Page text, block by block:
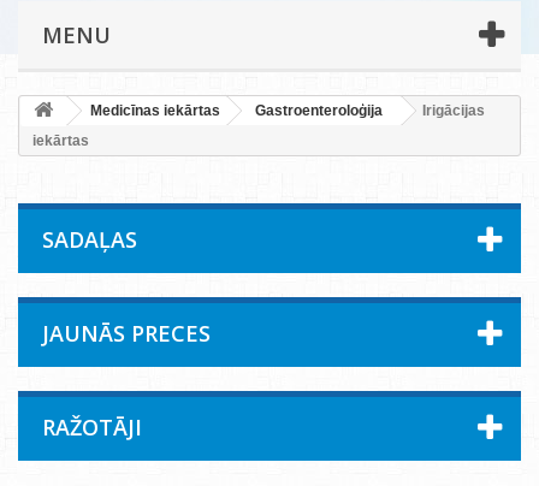
MENU
Medicīnas iekārtas Gastroenteroloģija
Irigācijas
iekārtas
SADAĻAS
JAUNĀS PRECES
RAŽOTĀJI